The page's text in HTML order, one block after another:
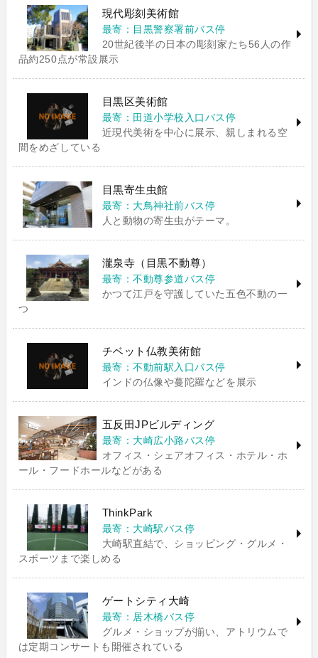
現代彫刻美術館
最寄：目黒警察署前バス停
20世紀後半の日本の彫刻家たち56人の作
品約250点が常設展示
目黒区美術館
最寄：田道小学校入口バス停
近現代美術を中心に展示、親しまれる空
間をめざしている
目黒寄生虫館
最寄：大鳥神社前バス停
人と動物の寄生虫がテーマ。
瀧泉寺（目黒不動尊）
最寄：不動尊参道バス停
かつて江戸を守護していた五色不動の一
つ
チベット仏教美術館
最寄：不動前駅入口バス停
インドの仏像や蔓陀羅などを展示
五反田JPビルディング
最寄：大崎広小路バス停
オフィス・シェアオフィス・ホテル・ホ
ール・フードホールなどがある
ThinkPark
最寄：大崎駅バス停
大崎駅直結で、ショッピング・グルメ・
スポーツまで楽しめる
ゲートシティ大崎
最寄：居木橋バス停
グルメ・ショップが揃い、アトリウムで
は定期コンサートも開催されている